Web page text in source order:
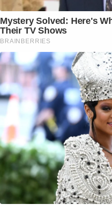
Mystery Solved: Here's
Their TV Shows
BRAINBERRIES